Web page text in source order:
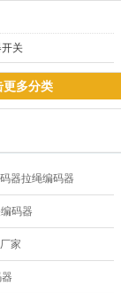
关
更多分类
器拉绳编码器
码器
家